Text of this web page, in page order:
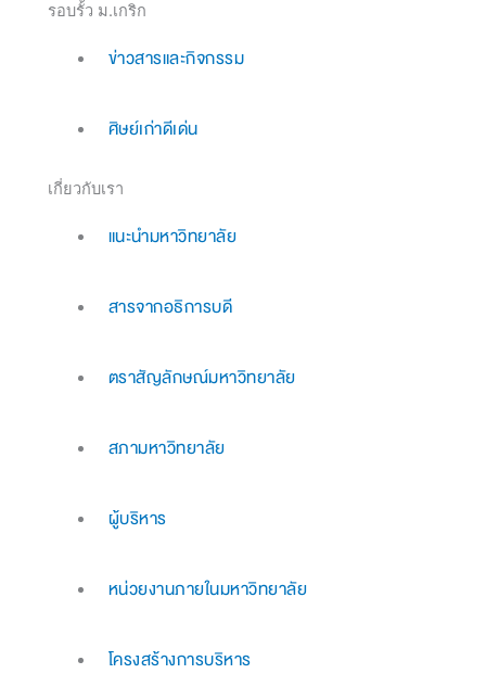
รอบรั้ว ม.เกริก
ข่าวสารและกิจกรรม
ศิษย์เก่าดีเด่น
เกี่ยวกับเรา
แนะนำมหาวิทยาลัย
สารจากอธิการบดี
ตราสัญลักษณ์มหาวิทยาลัย
สภามหาวิทยาลัย
ผู้บริหาร
หน่วยงานภายในมหาวิทยาลัย
โครงสร้างการบริหาร